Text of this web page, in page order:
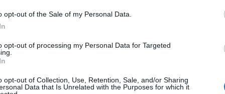
opt-out of the Sale of my Personal Data.
opt-out of processing my Personal Data for Targeted
opt-out of Collection, Use, Retention, Sale, and/or Sharing
Data that Is Unrelated with the Purposes for which it